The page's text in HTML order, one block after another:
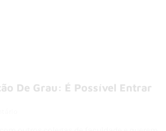
De Grau: É Possível Entrar